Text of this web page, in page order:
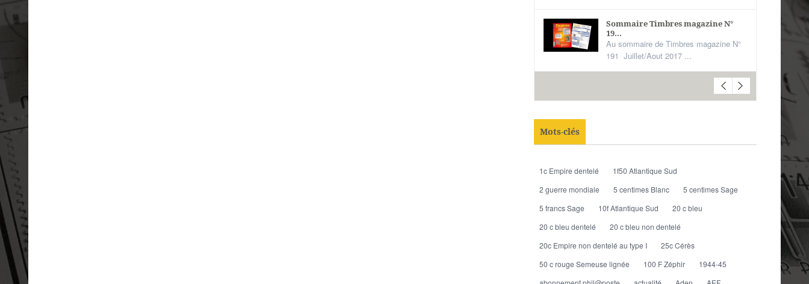
Sommaire Timbres magazine N°
19...
Au sommaire de Timbres magazine N°
191 Juillet/Aout 2017 ...
Mots-clés
1c Empire dentelé
1f50 Atlantique Sud
2 guerre mondiale
5 centimes Blanc
5 centimes Sage
5 francs Sage
10f Atlantique Sud
20 c bleu
20 c bleu dentelé
20 c bleu non dentelé
20c Empire non dentelé au type I
25c Cérès
50 c rouge Semeuse lignée
100 F Zéphir
1944-45